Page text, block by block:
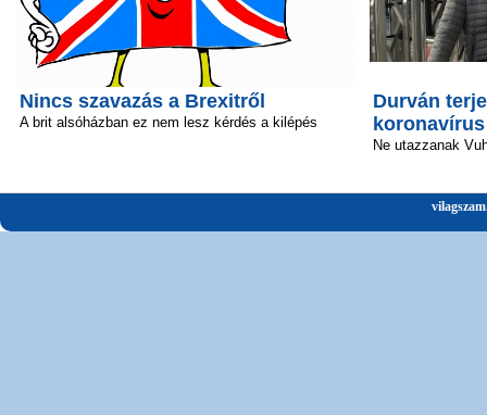
Nincs szavazás a Brexitről
A brit alsóházban ez nem lesz kérdés a kilépés
Durván
koronavírus
Ne utazzanak